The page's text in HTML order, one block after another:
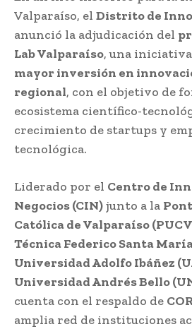
Valparaíso, el Distrito de
anunció la adjudicación del
Lab Valparaíso, una
mayor inversión en
regional, con el objetivo de
ecosistema científico-
crecimiento de startups y
tecnológica.
Liderado por el Centro de
Negocios (CIN)junto a la
Católica de Valparaíso
Técnica Federico Santa
Universidad Adolfo Ibáñez
Universidad Andrés Bello
cuenta con el respaldo de
amplia red de instituciones